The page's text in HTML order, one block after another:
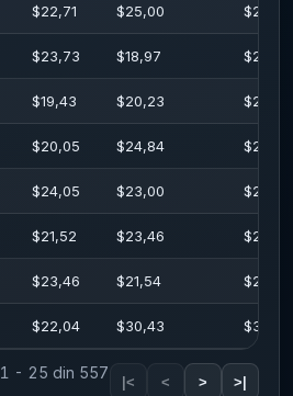
$22,71 $25,00 $26,41
$23,73 $18,97 $27,55
$19,43 $20,23 $22,41
$20,05 $24,84 $25,48
$24,05 $23,00 $26,43
$21,52 $23,46 $23,82
$23,46 $21,54 $24,66
$22,04 $30,43 $30,71
1 - 25 din 557 |< < > >|